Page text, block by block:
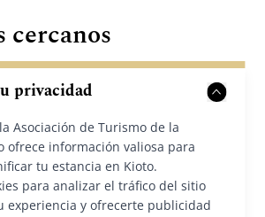
privacidad
Asociación de Turismo de la
ofrece información valiosa para
tu estancia en Kioto.
para analizar el tráfico del sitio
experiencia y ofrecerte publicidad
cercanos